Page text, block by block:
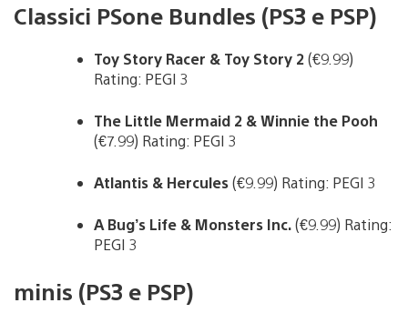
Classici PSone Bundles (PS3 e PSP)
Toy Story Racer & Toy Story 2(€9.99)
Rating: PEGI 3
The Little Mermaid 2 & Winnie the Pooh
(€7.99) Rating: PEGI 3
Atlantis & Hercules(€9.99) Rating: PEGI 3
A Bug’s Life & Monsters Inc.(€9.99) Rating:
PEGI 3
minis (PS3 e PSP)